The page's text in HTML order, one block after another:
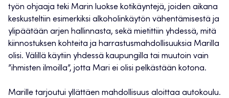
työn ohjaaja teki Marin luokse kotikäyntejä, joiden aikana
keskusteltiin esimerkiksi alkoholinkäytön vähentämisestä ja
ylipäätään arjen hallinnasta, sekä mietittiin yhdessä, mitä
kiinnostuksen kohteita ja harrastusmahdollisuuksia Marilla
olisi. Välillä käytiin yhdessä kaupungilla tai muutoin vain
”ihmisten ilmoilla”, jotta Mari ei olisi pelkästään kotona.
Marille tarjoutui yllättäen mahdollisuus aloittaa autokoulu.